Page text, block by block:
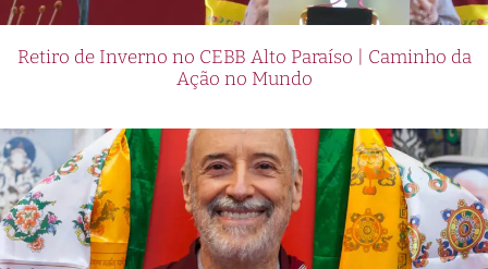
Retiro de Inverno no CEBB Alto Paraíso | Caminho da
Ação no Mundo